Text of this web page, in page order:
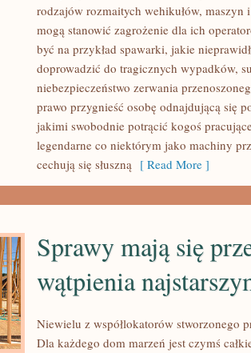
MIESZKALNE
OBSZERNYCH
rodzajów rozmaitych wehikułów,
mogą stanowić zagrożenie dla ich
być na przykład spawarki, jakie
doprowadzić do tragicznych wypadków,
niebezpieczeństwo zerwania
prawo przygnieść osobę odnajdującą się
jakimi swobodnie potrącić kogoś
legendarne co niektórym jako machiny
cechują się słuszną [ Read More ]
Sprawy mają się
wątpienia
Niewielu z współlokatorów stworzonego
Dla każdego dom marzeń jest czymś